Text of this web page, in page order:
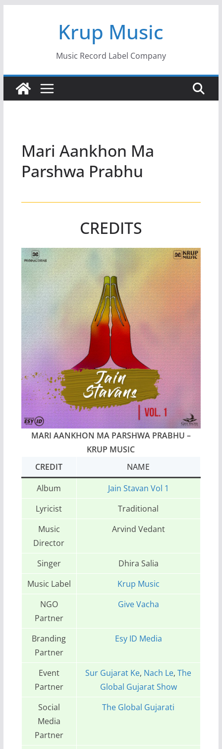
Krup Music
Music Record Label Company
Mari Aankhon Ma
Parshwa Prabhu
CREDITS
MARI AANKHON MA PARSHWA PRABHU –
KRUP MUSIC
CREDIT
NAME
Album
Jain Stavan Vol 1
Lyricist
Traditional
Music
Director
Arvind Vedant
Singer
Dhira Salia
Music Label
Krup Music
NGO
Partner
Give Vacha
Branding
Partner
Esy ID Media
Event
Partner
Sur Gujarat Ke, Nach Le,The
Global Gujarat Show
Social
Media
Partner
The Global Gujarati